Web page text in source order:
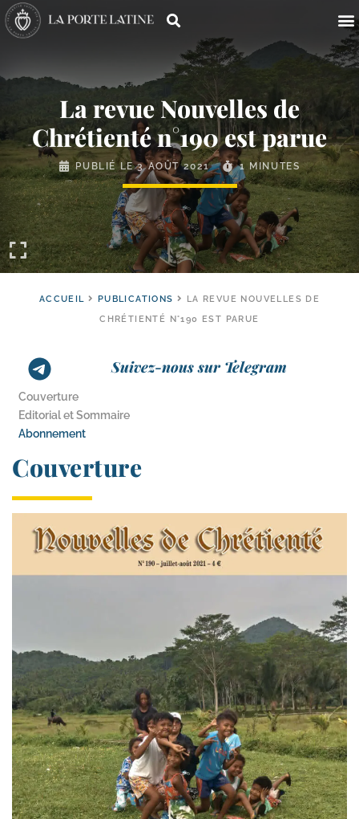
La revue Nouvelles de
Chrétienté n°190 est parue
PUBLIÉ LE3 AOÛT 2021 1 MINUTES
ACCUEIL PUBLICATIONS
LA REVUE NOUVELLES DE
CHRÉTIENTÉ N°190 EST PARUE
Suivez-nous sur Telegram
Couverture
Editorial et Sommaire
Abonnement
Couverture